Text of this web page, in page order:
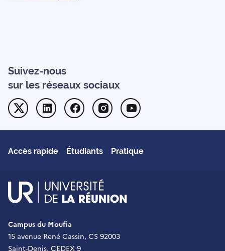
Suivez-nous
sur les réseaux sociaux
Twitter Linkedin FacebookInstagram
Accès rapide Étudiants Pratique
Campus du Moufia
15 avenue René Cassin, CS 92003